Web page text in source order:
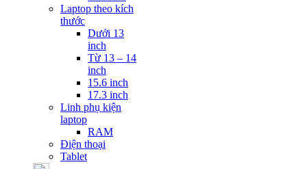
Laptop theo kích
thước
Dưới 13
inch
Từ 13 – 14
inch
15.6 inch
17.3 inch
Linh phụ kiện
laptop
RAM
Điện thoại
Tablet